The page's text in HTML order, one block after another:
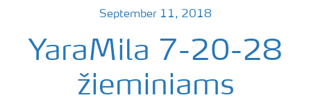
September 11, 2018
YaraMila 7-20-28
žieminiams